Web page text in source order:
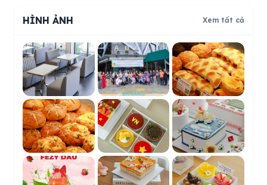
HÌNH ẢNH Xem tất cả